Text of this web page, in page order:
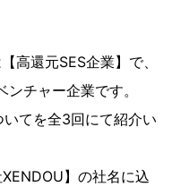
高還元SES企業】で、
チャー企業です。
てを全3回にて紹介い
】の社名に込